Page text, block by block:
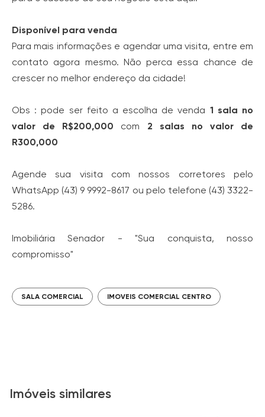
Disponível para venda
Para mais informações e agendar uma visita, entre em
contato agora mesmo. Não perca essa chance de
crescer no melhor endereço da cidade!
Obs : pode ser feito a escolha de venda 1 sala no
valor de R$200,000 com 2 salas no valor de
R300,000
Agende sua visita com nossos corretores pelo
WhatsApp (43) 9 9992-8617 ou pelo telefone (43) 3322-
5286.
Imobiliária Senador - "Sua conquista, nosso
compromisso"
SALA COMERCIAL IMOVEIS COMERCIAL CENTRO
Imóveis similares